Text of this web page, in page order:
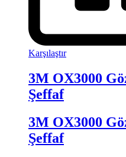
Karşılaştır
3M OX3000
Şeffaf
3M OX3000
Şeffaf